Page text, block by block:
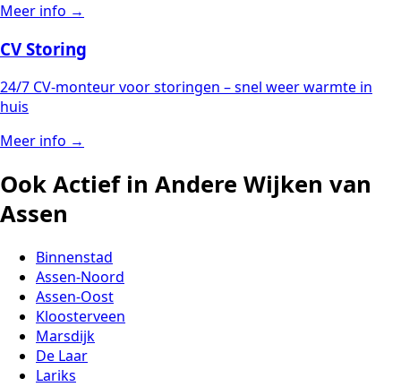
Meer info →
CV Storing
24/7 CV-monteur voor storingen – snel weer warmte in
huis
Meer info →
Ook Actief in Andere Wijken van
Assen
Binnenstad
Assen-Noord
Assen-Oost
Kloosterveen
Marsdijk
De Laar
Lariks